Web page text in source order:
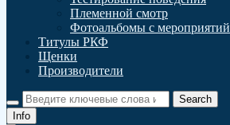
Племенной смотр
Фотоальбомы с мероприятий
Титулы РКФ
Щенки
Производители
Info